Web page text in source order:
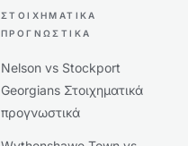
ΣΤΟΙΧΗΜΑΤΙΚΆ
ΠΡΟΓΝΩΣΤΙΚΆ
Nelson vs Stockport
Georgians Στοιχηματικά
προγνωστικά